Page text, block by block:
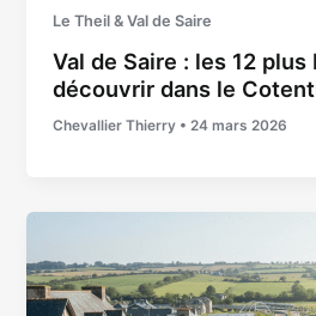
Le Theil & Val de Saire
Val de Saire : les 12
découvrir dans le
Chevallier Thierry •24 mars 2026